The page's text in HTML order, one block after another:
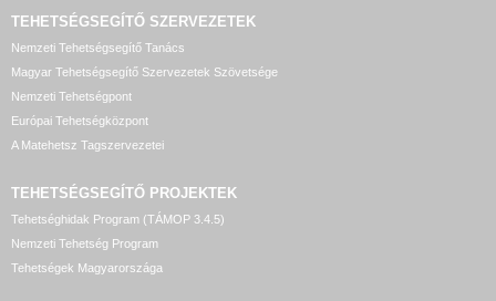
TEHETSÉGSEGÍTŐ SZERVEZETEK
Nemzeti Tehetségsegítő Tanács
Magyar Tehetségsegítő Szervezetek Szövetsége
Nemzeti Tehetségpont
Európai Tehetségközpont
A Matehetsz Tagszervezetei
TEHETSÉGSEGÍTŐ PROJEKTEK
Tehetséghidak Program (TÁMOP 3.4.5)
Nemzeti Tehetség Program
Tehetségek Magyarországa